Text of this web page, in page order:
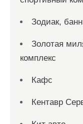
Зодиак,
Золотая
комплекс
Кафс
Кентавр